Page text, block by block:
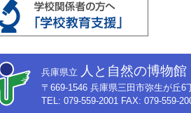
兵庫県立 人と自然の博物館
〒669-1546 兵庫県三田市弥生が丘6
TEL: 079-559-2001 FAX: 079-559-